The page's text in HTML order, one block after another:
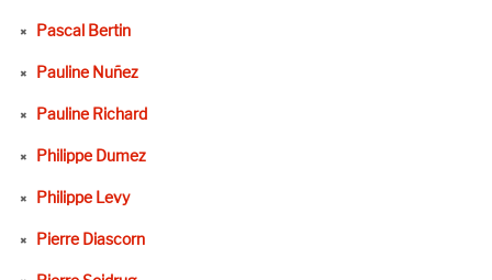
Pascal Bertin
Pauline Nuñez
Pauline Richard
Philippe Dumez
Philippe Levy
Pierre Diascorn